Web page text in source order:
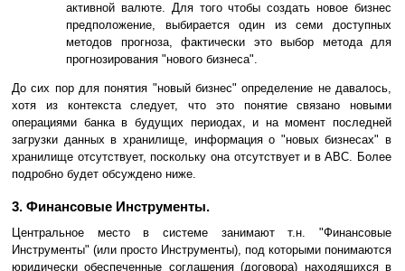
активной валюте. Для того чтобы создать новое бизнес
предположение, выбирается один из семи доступных
методов прогноза, фактически это выбор метода для
прогнозирования "нового бизнеса".
До сих пор для понятия "новый бизнес" определение не давалось,
хотя из контекста следует, что это понятие связано новыми
операциями банка в будущих периодах, и на момент последней
загрузки данных в хранилище, информация о "новых бизнесах" в
хранилище отсутствует, поскольку она отсутствует и в АВС. Более
подробно будет обсуждено ниже.
3. Финансовые Инструменты.
Центральное место в системе занимают т.н. "Финансовые
Инструменты" (или просто Инструменты), под которыми понимаются
юридически обеспеченные соглашения (договора) находящихся в